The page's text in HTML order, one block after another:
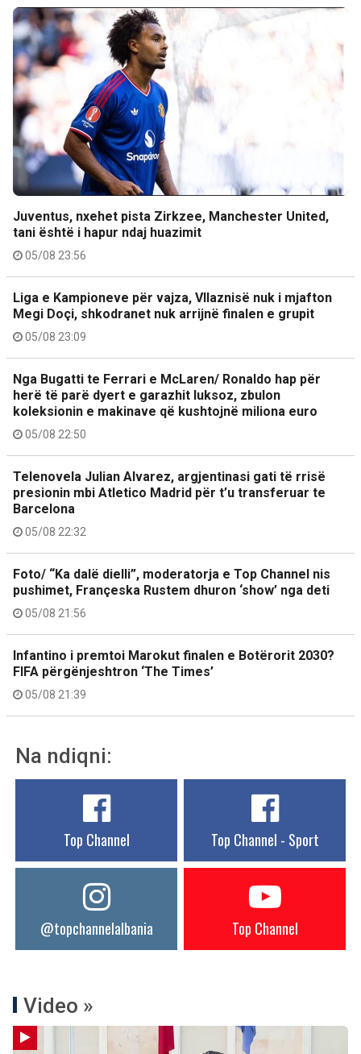
Juventus, nxehet pista Zirkzee, Manchester United,
tani është i hapur ndaj huazimit
05/08 23:56
Liga e Kampioneve për vajza, Vllaznisë nuk i mjafton
Megi Doçi, shkodranet nuk arrijnë finalen e grupit
05/08 23:09
Nga Bugatti te Ferrari e McLaren/ Ronaldo hap për
herë të parë dyert e garazhit luksoz, zbulon
koleksionin e makinave që kushtojnë miliona euro
05/08 22:50
Telenovela Julian Alvarez, argjentinasi gati të rrisë
presionin mbi Atletico Madrid për t’u transferuar te
Barcelona
05/08 22:32
Foto/ “Ka dalë dielli”, moderatorja e Top Channel nis
pushimet, Françeska Rustem dhuron ‘show’ nga deti
05/08 21:56
Infantino i premtoi Marokut finalen e Botërorit 2030?
FIFA përgënjeshtron ‘The Times’
05/08 21:39
Na ndiqni:
Top Channel Top Channel - Sport
@topchannelalbania Top Channel
Video »